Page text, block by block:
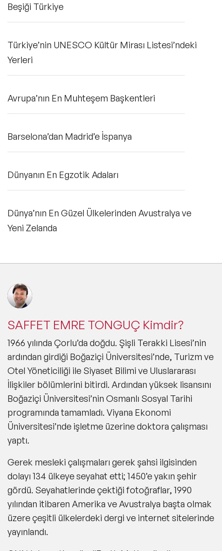
Beşiği Türkiye
Türkiye’nin UNESCO Kültür Mirası Listesi’ndeki
Yerleri
Avrupa’nın En Muhteşem Başkentleri
Barselona’dan Madrid’e İspanya
Dünyanın En Egzotik Adaları
Dünya’nın En Güzel Ülkelerinden Avustralya ve
Yeni Zelanda
SAFFET EMRE TONGUÇ Kimdir?
1966 yılında Çorlu’da doğdu. Şişli Terakki Lisesi’nin
ardından girdiği Boğaziçi Üniversitesi’nde, Turizm ve
Otel Yöneticiliği ile Siyaset Bilimi ve Uluslararası
İlişkiler bölümlerini bitirdi. Ardından yüksek lisansını
Boğaziçi Üniversitesi’nin Osmanlı Sosyal Tarihi
programında tamamladı. Viyana Ekonomi
Üniversitesi’nde işletme üzerine doktora çalışması
yaptı.
Gerek mesleki çalışmaları gerek şahsi ilgisinden
dolayı 134 ülkeye seyahat etti; 1450’e yakın şehir
gördü. Seyahatlerinde çektiği fotoğraflar, 1990
yılından itibaren Amerika ve Avustralya başta olmak
üzere çeşitli ülkelerdeki dergi ve internet sitelerinde
yayınlandı.